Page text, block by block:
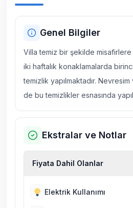
Genel Bilgiler
Villa temiz bir şekilde
iki haftalık konaklamalarda
temizlik yapılmaktadır.
de bu temizlikler esnasında
Ekstralar ve Notlar
Fiyata Dahil Olanlar
Elektrik Kullanımı